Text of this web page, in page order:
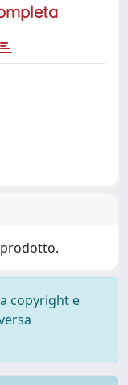
copyright e